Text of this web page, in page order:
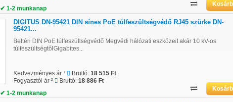
✔ 1-2 munkanap
DIGITUS DN-95421 DIN sínes PoE túlfeszültségvédő RJ45 szürke DN-
95421...
Beltéri DIN PoE túlfeszültségvédő Megvédi hálózati eszközeit akár 10 kV-os
túlfeszültségtőlGigabites...
Kedvezményes ár ¹ Bruttó: 18 515 Ft
Fogyasztói ár ²
Bruttó: 18 886 Ft
✔ 1-2 munkanap